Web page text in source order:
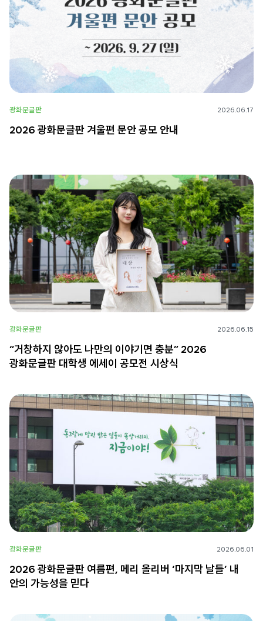
광화문글판 2026.06.17
2026 광화문글판 겨울편 문안 공모 안내
광화문글판 2026.06.15
“거창하지 않아도 나만의 이야기면 충분” 2026
광화문글판 대학생 에세이 공모전 시상식
광화문글판 2026.06.01
2026 광화문글판 여름편, 메리 올리버 ‘마지막 날들’ 내
안의 가능성을 믿다